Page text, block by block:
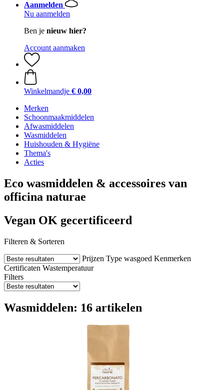
Aanmelden
Nu aanmelden
Ben je nieuw hier?
Account aanmaken
Winkelmandje € 0,00
Merken
Schoonmaakmiddelen
Afwasmiddelen
Wasmiddelen
Huishouden & Hygiëne
Thema's
Acties
Eco wasmiddelen & accessoires van
officina naturae
Vegan OK gecertificeerd
Filteren & Sorteren
Prijzen Type wasgoed Kenmerken
Certificaten Wastemperatuur
Filters
Wasmiddelen: 16 artikelen